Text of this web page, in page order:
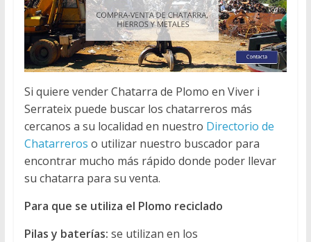
Si quiere vender Chatarra de Plomo en Viver i
Serrateix puede buscar los chatarreros más
cercanos a su localidad en nuestro Directorio de
Chatarreros o utilizar nuestro buscador para
encontrar mucho más rápido donde poder llevar
su chatarra para su venta.
Para que se utiliza el Plomo reciclado
Pilas y baterías: se utilizan en los